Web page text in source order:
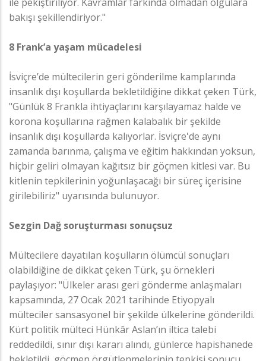
bakışı şekillendiriyor."
8 Frank’a yaşam mücadelesi
İsviçre’de mültecilerin geri gönderilme kamplarında
insanlık dışı koşullarda bekletildiğine dikkat çeken Türk,
"Günlük 8 Frankla ihtiyaçlarını karşılayamaz halde ve
korona koşullarına rağmen kalabalık bir şekilde
insanlık dışı koşullarda kalıyorlar. İsviçre'de aynı
zamanda barınma, çalışma ve eğitim hakkından yoksun,
hiçbir geliri olmayan kağıtsız bir göçmen kitlesi var. Bu
kitlenin tepkilerinin yoğunlaşacağı bir süreç içerisine
girilebiliriz" uyarısında bulunuyor.
Sezgin Dağ soruşturması sonuçsuz
Mültecilere dayatılan koşulların ölümcül sonuçları
olabildiğine de dikkat çeken Türk, şu örnekleri
paylaşıyor: "Ülkeler arası geri gönderme anlaşmaları
kapsamında, 27 Ocak 2021 tarihinde Etiyopyalı
mülteciler sansasyonel bir şekilde ülkelerine gönderildi.
Kürt politik mülteci Hünkâr Aslan’ın iltica talebi
reddedildi, sınır dışı kararı alındı, günlerce hapishanede